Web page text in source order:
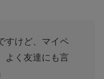
すけど、マイペ
よく友達にも言